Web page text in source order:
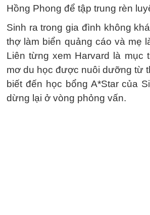
Hồng Phong để tập trung rèn
Sinh ra trong gia đình không
thợ làm biển quảng cáo và mẹ
Liên từng xem Harvard là mục
mơ du học được nuôi dưỡng từ
biết đến học bổng A*Star của
dừng lại ở vòng phỏng vấn.